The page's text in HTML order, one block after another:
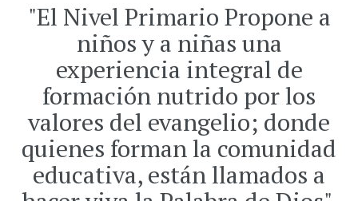
"El Nivel Primario Propone a
niños y a niñas una
experiencia integral de
formación nutrido por los
valores del evangelio; donde
quienes forman la comunidad
educativa, están llamados a